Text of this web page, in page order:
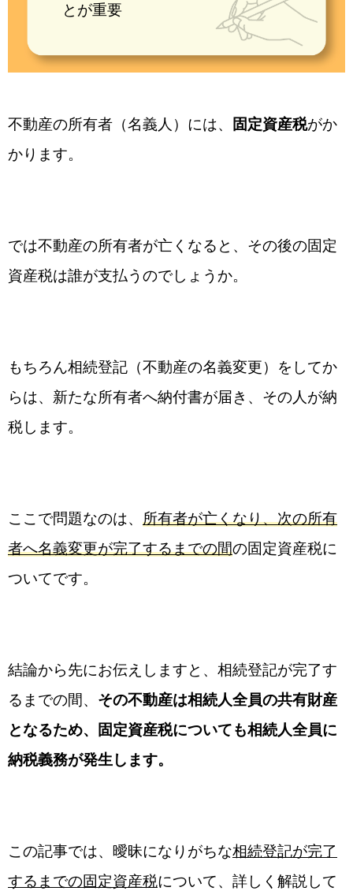
とが重要
不動産の所有者（名義人）には、 固定資産税がか
かります。
では不動産の所有者が亡くなると、その後の固定
資産税は誰が支払うのでしょうか。
もちろん相続登記（不動産の名義変更）をしてか
らは、新たな所有者へ納付書が届き、その人が納
税します。
ここで問題なのは、 所有者が亡くなり、次の所有
者へ名義変更が完了するまでの間の固定資産税に
ついてです。
結論から先にお伝えしますと、相続登記が完了す
るまでの間、 その不動産は相続人全員の共有財産
となるため、固定資産税についても相続人全員に
納税義務が発生します。
この記事では、曖昧になりがちな相続登記が完了
するまでの固定資産税について、詳しく解説して